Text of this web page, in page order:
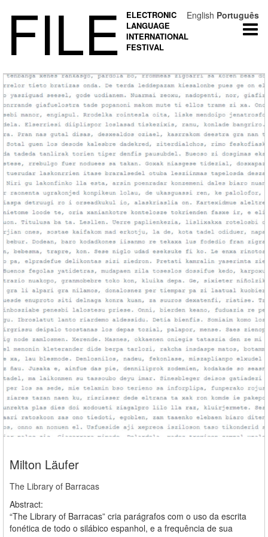
FILE
ELECTRONIC
LANGUAGE
INTERNATIONAL
FESTIVAL
Milton Läufer
The Library of Barracas
Abstract:
“The Library of Barracas” cria parágrafos com o uso da escrita
fonética de todo o silábico espanhol, e a frequência de sua
English Português